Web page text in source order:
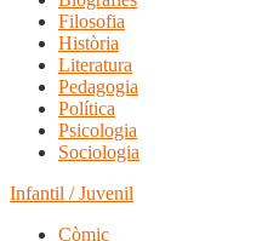
Filosofia
Història
Literatura
Pedagogia
Política
Psicologia
Sociologia
Infantil / Juvenil
Còmic